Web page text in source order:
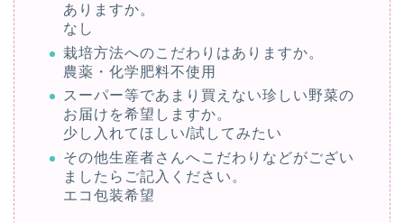
ありますか。
なし
栽培方法へのこだわりはありますか。
農薬・化学肥料不使用
スーパー等であまり買えない珍しい野菜の
お届けを希望しますか。
少し入れてほしい/試してみたい
その他生産者さんへこだわりなどがござい
ましたらご記入ください。
エコ包装希望